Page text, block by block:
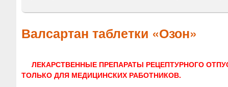
м
н
Валсартан таблетки «Озон»
ЛЕКАРСТВЕННЫЕ ПРЕПАРАТЫ РЕЦЕПТУРНОГО
ТОЛЬКО ДЛЯ МЕДИЦИНСКИХ РАБОТНИКОВ.